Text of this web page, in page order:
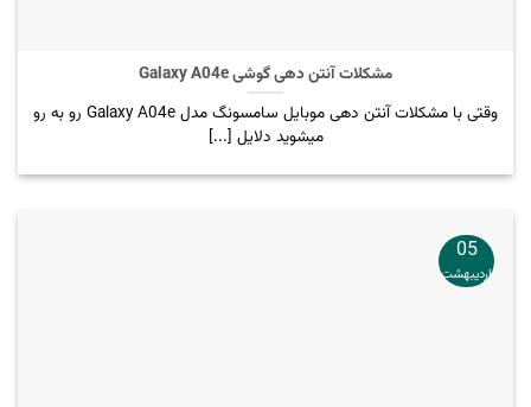
مشکلات آنتن دهی گوشی Galaxy A04e
وقتی با مشکلات آنتن دهی موبایل سامسونگ مدل Galaxy A04e رو به رو
میشوید دلایل [...]
05
اردیبهشت